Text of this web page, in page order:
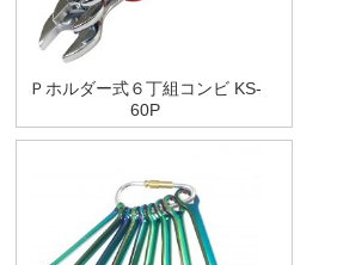
Ｐホルダー式６丁組コンビ KS-
60P